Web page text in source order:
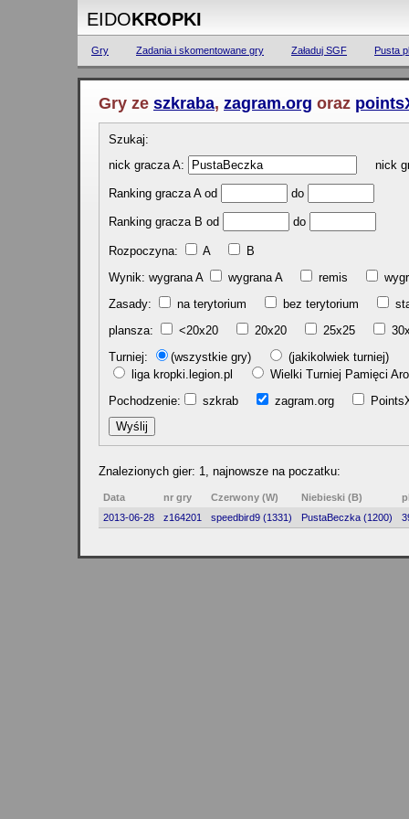
EIDOKROPKI
Gry Zadania i skomentowane gry Załaduj SGF Pusta
Gry ze szkraba, zagram.org oraz
Szukaj:
nick gracza A:
nick
Ranking gracza A od do
Ranking gracza B od do
Rozpoczyna: A
B
Wynik: wygrana A
wygrana A remis
Zasady:
na terytorium bez terytorium
plansza:
<20x20 20x20 25x25
Turniej:
(wszystkie gry)
(jakikolwiek turniej)
liga kropki.legion.pl
Wielki Turniej Pamięci
Pochodzenie:
szkrab zagram.org
Znalezionych gier: 1, najnowsze na poczatku:
Data nr gry Czerwony (W) Niebieski (B)
2013-06-28
z164201 speedbird9 (1331) PustaBeczka (1200)